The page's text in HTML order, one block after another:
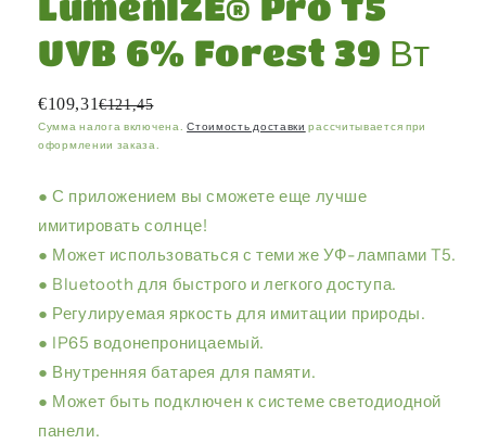
UVB 6% Forest 39 Вт
€109,31€121,45
Сумма налога включена.Стоимость доставки рассчитывается при
оформлении заказа.
● С приложением вы сможете еще лучше
имитировать солнце!
● Может использоваться с теми же УФ-лампами T5.
● Bluetooth для быстрого и легкого доступа.
● Регулируемая яркость для имитации природы.
● IP65 водонепроницаемый.
● Внутренняя батарея для памяти.
● Может быть подключен к системе светодиодной
панели.